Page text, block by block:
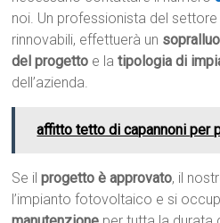
noi. Un professionista del
rinnovabili, effettuerà un
del progetto e latipologia di
dell’azienda.
affitto tetto di capannoni per
Se ilprogetto è approvato, il
l’impianto fotovoltaico e si